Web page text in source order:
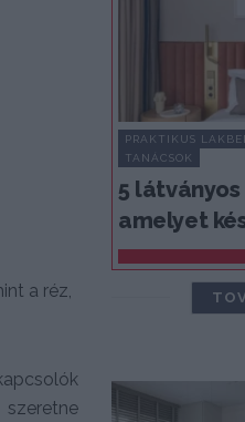
a réz,
PRAKTIKUS
TANÁCSOK
5
amelyet